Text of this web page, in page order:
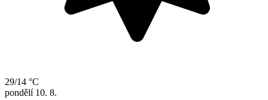
29/14 °C
pondělí 10. 8.